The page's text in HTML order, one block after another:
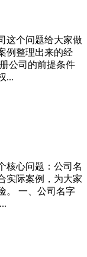
这个问题给大家做
例整理出来的经
公司的前提条件
...
核心问题：公司名
实际案例，为大家
。 一、公司名字